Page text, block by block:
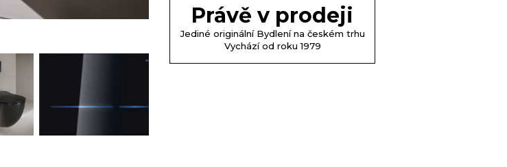
Právě v prodeji
Jediné originální Bydlení na českém trhu
Vychází od roku 1979